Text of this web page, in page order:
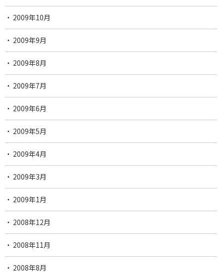
2009年10月
2009年9月
2009年8月
2009年7月
2009年6月
2009年5月
2009年4月
2009年3月
2009年1月
2008年12月
2008年11月
2008年8月